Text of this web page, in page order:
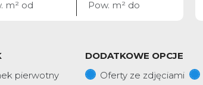
pierwotny
DODATKOWE OPCJE
Oferty ze zdjęciami